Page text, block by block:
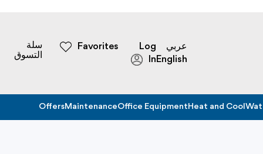
عربي
English
Log
In
Favorites
سلة
التسوق
Heat and Cool
Office Equipment
Maintenance
Offers